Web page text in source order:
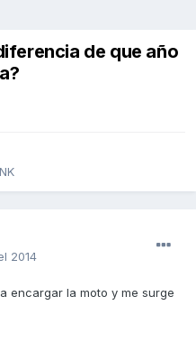
de que año
2014
encargar la moto y me surge